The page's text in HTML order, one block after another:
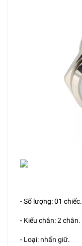
- Số lượng: 01 chiếc.
- Kiểu chân: 2 chân.
- Loại: nhấn giữ.